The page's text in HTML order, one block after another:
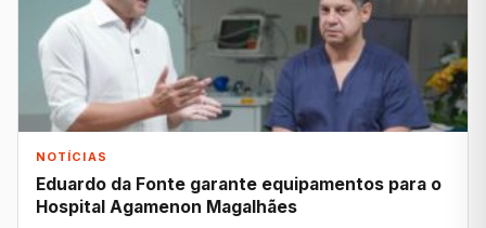
NOTÍCIAS
Eduardo da Fonte garante equipamentos para o
Hospital Agamenon Magalhães